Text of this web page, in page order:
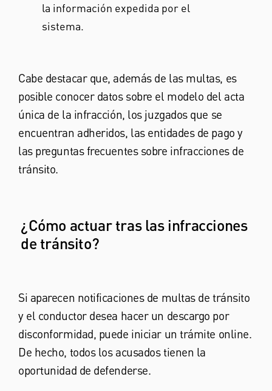
la información expedida por el
sistema.
Cabe destacar que, además de las multas, es
posible conocer datos sobre el modelo del acta
única de la infracción, los juzgados que se
encuentran adheridos, las entidades de pago y
las preguntas frecuentes sobre infracciones de
tránsito.
¿Cómo actuar tras las infracciones
de tránsito?
Si aparecen notificaciones de multas de tránsito
y el conductor desea hacer un descargo por
disconformidad, puede iniciar un trámite online.
De hecho, todos los acusados tienen la
oportunidad de defenderse.